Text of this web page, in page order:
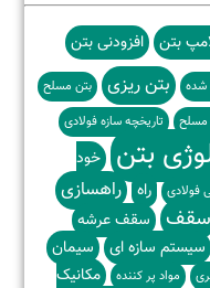
بتن
افزودنی بتن
شده بتن ریزی بتن مسلح
مسلح
تاریخچه سازه فولادی
بتن
خود
فولادی راه راهسازی
سقف سقف عرشه
سیستم سازه ای سیمان
مواد پر کننده
مکانیک